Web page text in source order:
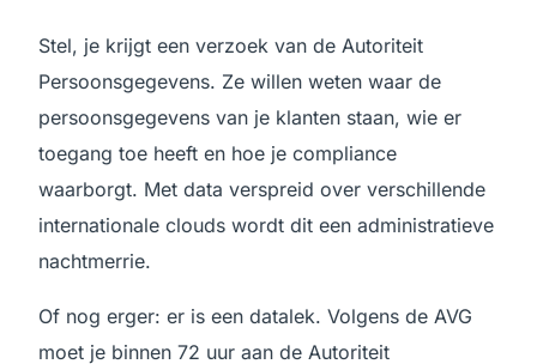
Stel, je krijgt een verzoek van de Autoriteit
Persoonsgegevens. Ze willen weten waar de
persoonsgegevens van je klanten staan, wie er
toegang toe heeft en hoe je compliance
waarborgt. Met data verspreid over verschillende
internationale clouds wordt dit een administratieve
nachtmerrie.
Of nog erger: er is een datalek. Volgens de AVG
moet je binnen 72 uur aan de Autoriteit